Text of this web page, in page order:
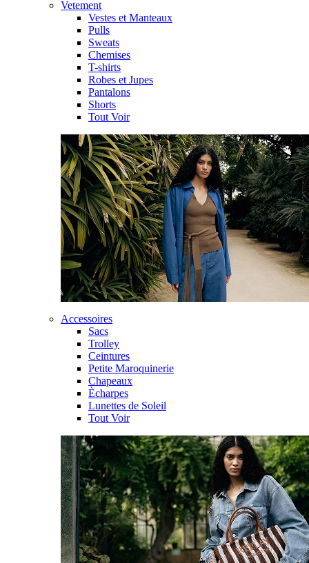
Vetement
Vestes et Manteaux
Pulls
Sweats
Chemises
T-shirts
Robes et Jupes
Pantalons
Shorts
Tout Voir
Accessoires
Sacs
Trolley
Ceintures
Petite Maroquinerie
Chapeaux
Ècharpes
Lunettes de Soleil
Tout Voir